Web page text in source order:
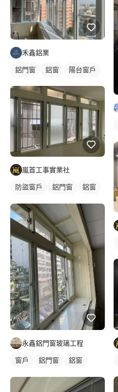
禾鑫鋁業
鋁門窗 鋁窗 陽台窗戶
嵐首工事實業社
防盜窗戶 鋁門窗
鋁窗
永鑫鋁門窗玻璃工程
窗戶 鋁門窗
鋁窗